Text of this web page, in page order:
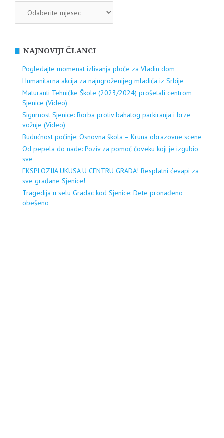
NAJNOVIJI ČLANCI
Pogledajte momenat izlivanja ploče za Vladin dom
Humanitarna akcija za najugroženijeg mladića iz Srbije
Maturanti Tehničke Škole (2023/2024) prošetali centrom
Sjenice (Video)
Sigurnost Sjenice: Borba protiv bahatog parkiranja i brze
vožnje (Video)
Budućnost počinje: Osnovna škola – Kruna obrazovne scene
Od pepela do nade: Poziv za pomoć čoveku koji je izgubio
sve
EKSPLOZIJA UKUSA U CENTRU GRADA! Besplatni ćevapi za
sve građane Sjenice!
Tragedija u selu Gradac kod Sjenice: Dete pronađeno
obešeno